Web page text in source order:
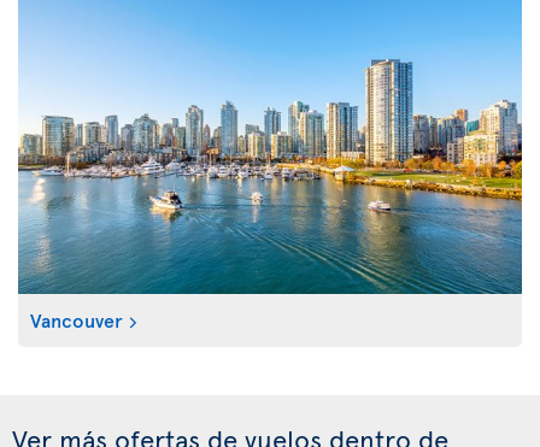
Vancouver
Ver más ofertas de vuelos dentro de